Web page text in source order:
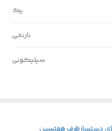
یک
نارنجی
سیلیکونی